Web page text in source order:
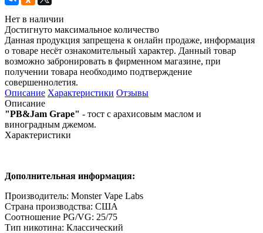
Нет в наличии
Достигнуто максимальное количество
Данная продукция запрещена к онлайн продаже, информация
о товаре несёт ознакомительный характер. Данный товар
возможно забронировать в фирменном магазине, при
получении товара необходимо подтверждение
совершеннолетия.
Описание Характеристики Отзывы
Описание
"PB&Jam Grape" - тост с арахисовым маслом и
виноградным джемом.
Характеристики
Дополнительная информация:
Производитель: Monster Vape Labs
Страна производства: США
Соотношение PG/VG: 25/75
Тип никотина: Классический